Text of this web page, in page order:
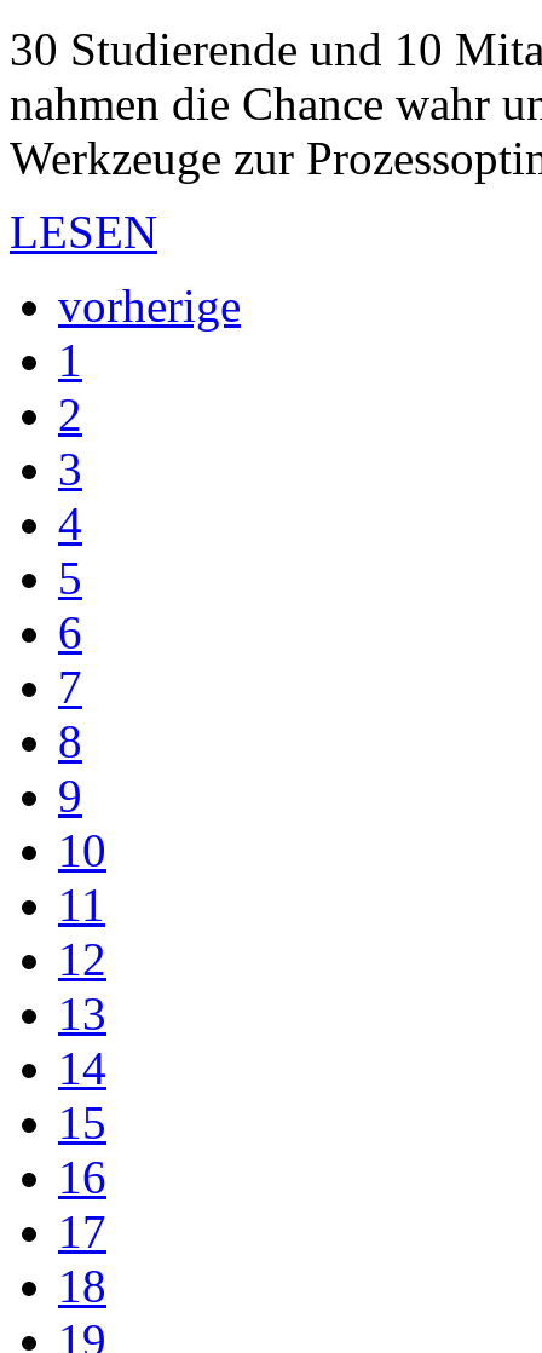
30 Studierende und 10
nahmen die Chance wahr
Werkzeuge zur
LESEN
vorherige
1
2
3
4
5
6
7
8
9
10
11
12
13
14
15
16
17
18
19